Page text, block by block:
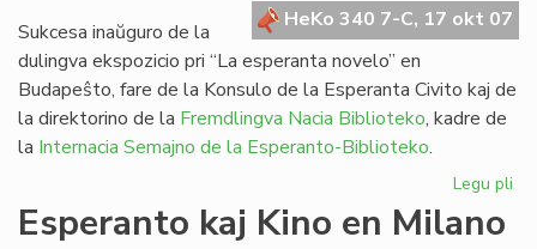
HeKo 340 7-C, 17 okt 07
Sukcesa inaŭguro de la
dulingva ekspozicio pri “La esperanta novelo” en
Budapeŝto, fare de la Konsulo de la Esperanta Civito kaj de
la direktorino de la Fremdlingva Nacia Biblioteko, kadre de
la Internacia Semajno de la Esperanto-Biblioteko.
Legu pli
Esperanto kaj Kino en Milano